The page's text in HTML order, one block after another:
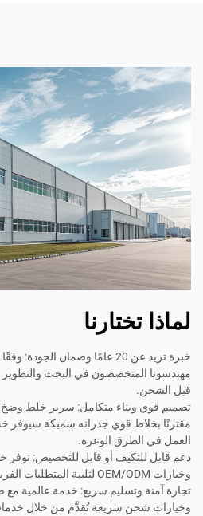
لماذا تختارنا
قبل الشحن.
تصميم قوي وبناء متكامل: سرير خلط وضخ
مقترنًا بخلاط قوي جدرانه سميكة سيوفر
العمل في الطرق الوعرة.
وخيارات OEM/ODM لتلبية المتطلبات الفريدة لمشاريع كل مستخدم.
وخيارات شحن سريعة تُقدَّم من خلال